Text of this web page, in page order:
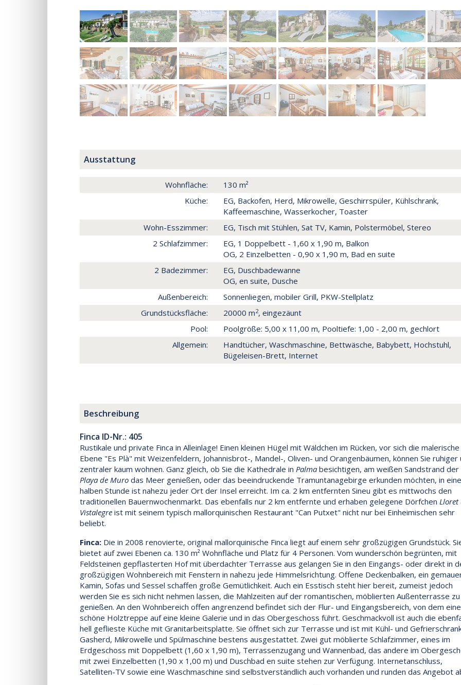
Ausstattung
Wohnfläche:
130 m²
Küche:
EG, Backofen, Herd, Mikrowelle, Geschirrspüler, Kühlschrank,
Kaffeemaschine, Wasserkocher, Toaster
Wohn-Esszimmer:
EG, Tisch mit Stühlen, Sat TV, Kamin, Polstermöbel, Stereo
2 Schlafzimmer:
EG, 1 Doppelbett - 1,60 x 1,90 m, Balkon
OG, 2 Einzelbetten - 0,90 x 1,90 m, Bad en suite
2 Badezimmer:
EG, Duschbadewanne
OG, en suite, Dusche
Außenbereich:
Sonnenliegen, mobiler Grill, PKW-Stellplatz
Grundstücksfläche:
20000 m2, eingezäunt
Pool:
Poolgröße: 5,00 x 11,00 m, Pooltiefe: 1,00 - 2,00 m, gechlort
Allgemein:
Handtücher, Waschmaschine, Bettwäsche, Babybett, Hochstuhl,
Bügeleisen-Brett, Internet
Beschreibung
Finca ID-Nr.: 405
Rustikale und private Finca in Alleinlage! Einen kleinen Hügel mit Wäldchen im Rücken, vor sich die malerische
Ebene "Es Plà" mit Weizenfeldern, Johannisbrot-, Mandel-, Oliven- und Orangenbäumen, können Sie ruhiger
zentraler kaum wohnen. Ganz gleich, ob Sie die Kathedrale in Palma besichtigen, am weißen Sandstrand der
Playa de Muro das Meer genießen, oder das beeindruckende Tramuntanagebirge erkunden möchten, in
halben Stunde ist nahezu jeder Ort der Insel erreicht. Im ca. 2 km entfernten Sineu gibt es mittwochs den
traditionellen Bauernwochenmarkt. Das ebenfalls nur 2 km entfernte und erhaben gelegene Dörfchen Lloret
Vistalegre ist mit seinem typisch mallorquinischen Restaurant "Can Putxet" nicht nur bei Einheimischen sehr
beliebt.
Finca: Die in 2008 renovierte, original mallorquinische Finca liegt auf einem sehr großzügigen Grundstück.
bietet auf zwei Ebenen ca. 130 m² Wohnfläche und Platz für 4 Personen. Vom wunderschön begrünten, mit
Feldsteinen gepflasterten Hof mit überdachter Terrasse aus gelangen Sie in den Eingangs- oder direkt in
großzügigen Wohnbereich mit Fenstern in nahezu jede Himmelsrichtung. Offene Deckenbalken, ein
Kamin, Sofas und Sessel schaffen große Gemütlichkeit. Auch ein Esstisch steht hier bereit, zumeist jedoch
werden Sie es sich nicht nehmen lassen, die Mahlzeiten auf der romantischen, möblierten Außenterrasse zu
genießen. An den Wohnbereich offen angrenzend befindet sich der Flur- und Eingangsbereich, von dem eine
schöne Holztreppe auf eine kleine Galerie und in das Obergeschoss führt. Geschmackvoll ist auch die
hell geflieste Küche mit Granitarbeitsplatte. Sie öffnet sich zur Terrasse und ist mit Kühl- und
Gasherd, Mikrowelle und Spülmaschine bestens ausgestattet. Zwei gut möblierte Schlafzimmer, eines im
Erdgeschoss mit Doppelbett (1,60 x 1,90 m), Terrassenzugang und Wannenbad, das andere im
mit zwei Einzelbetten (1,90 x 1,00 m) und Duschbad en suite stehen zur Verfügung. Internetanschluss,
Satelliten-TV sowie eine Waschmaschine sind selbstverständlich auch vorhanden und runden das Angebot